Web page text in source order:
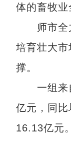
体的畜牧业
师市全力
培育壮大市
撑。
一组来自
亿元，同
16.13亿元。